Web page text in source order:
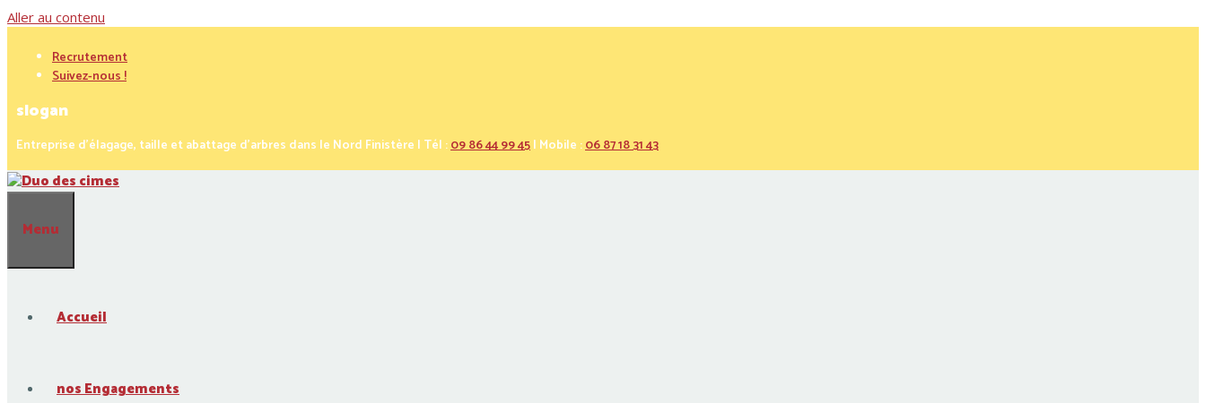
Aller au contenu
Recrutement
Suivez-nous !
slogan
Entreprise d’élagage, taille et abattage d’arbres dans le Nord Finistère | Tél :09 86 44 99 45| Mobile :06 87 18 31 43
Menu
Accueil
nos Engagements